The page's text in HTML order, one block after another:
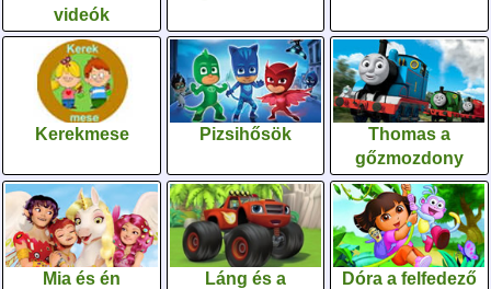
videók
Kerekmese Pizsihősök
Thomas a
gőzmozdony
Mia és én
Láng és a
Dóra a felfedező